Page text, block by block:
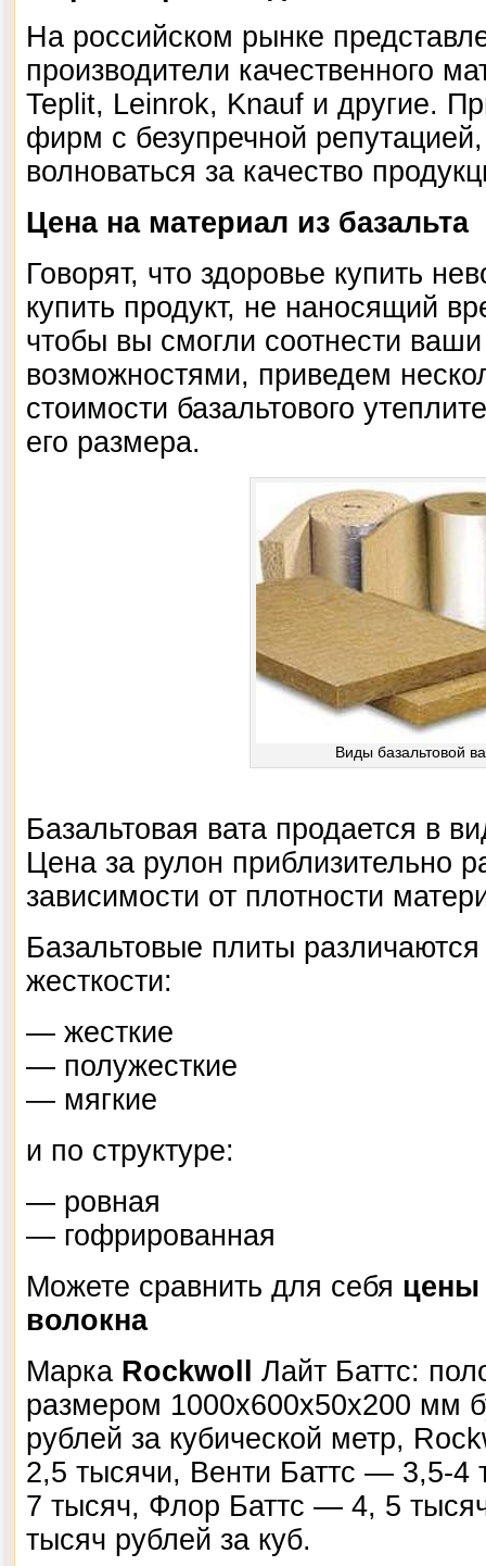
На российском рынке
производители качественного
Teplit, Leinrok, Knauf и другие.
фирм с безупречной
волноваться за качество
Цена на материал из базальта
Говорят, что здоровье купить
купить продукт, не наносящий
чтобы вы смогли соотнести
возможностями, приведем
стоимости базальтового
его размера.
Виды базальтовой
Базальтовая вата продается в
Цена за рулон приблизительно
зависимости от плотности
Базальтовые плиты
жесткости:
— жесткие
— полужесткие
— мягкие
и по структуре:
— ровная
— гофрированная
Можете сравнить для себя цены
волокна
Марка Rockwoll
Лайт Баттс:
размером 1000х600х50х200 мм
рублей за кубической метр,
2,5 тысячи, Венти Баттс — 3,5-4
7 тысяч, Флор Баттс — 4, 5
тысяч рублей за куб.